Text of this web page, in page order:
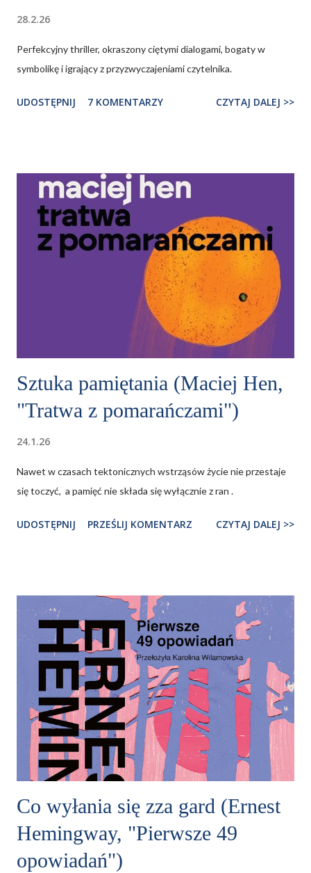
28.2.26
Perfekcyjny thriller, okraszony ciętymi dialogami, bogaty w
symbolikę i igrający z przyzwyczajeniami czytelnika.
UDOSTĘPNIJ 7 KOMENTARZY CZYTAJ DALEJ >>
Sztuka pamiętania (Maciej Hen,
"Tratwa z pomarańczami")
24.1.26
Nawet w czasach tektonicznych wstrząsów życie nie przestaje
się toczyć, a pamięć nie składa się wyłącznie z ran .
UDOSTĘPNIJ PRZEŚLIJ KOMENTARZ CZYTAJ DALEJ >>
Co wyłania się zza gard (Ernest
Hemingway, "Pierwsze 49
opowiadań")